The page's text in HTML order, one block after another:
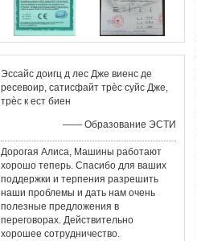
Эссайс доигц д лес Дже виенс де
ресевоир, сатисфайт трèс суйс Дже,
трèс к ест биен
—— Образование ЭСТИ
Дорогая Алиса, Машины работают
хорошо теперь. Спасибо для ваших
поддержки и терпения разрешить
наши проблемы и дать нам очень
полезные предложения в
переговорах. Действительно
хорошее сотрудничество.